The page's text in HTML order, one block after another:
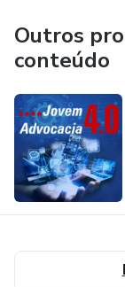
Outros
conteúdo